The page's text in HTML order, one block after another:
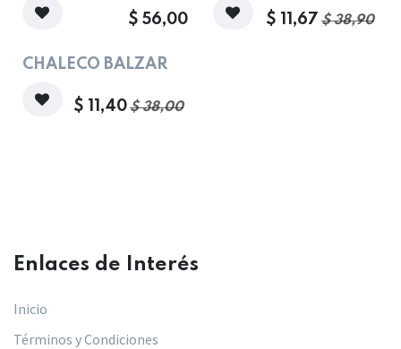
$ 56,00 $ 11,67 $38,90
Oferta
CHALECO BALZAR
$ 11,40$38,00
Enlaces de Interés​
Inicio
Términos y Condiciones